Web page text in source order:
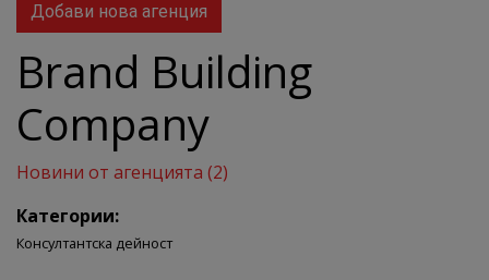
Добави нова агенция
Brand Building
Company
Новини от агенцията (2)
Категории:
Консултантска дейност